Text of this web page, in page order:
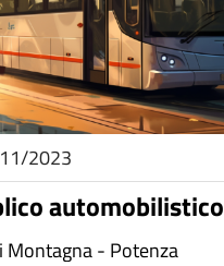
2023
automobilistico
Montagna - Potenza